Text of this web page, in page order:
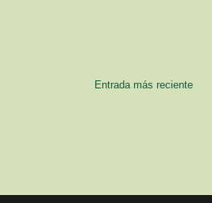
Entrada más reciente